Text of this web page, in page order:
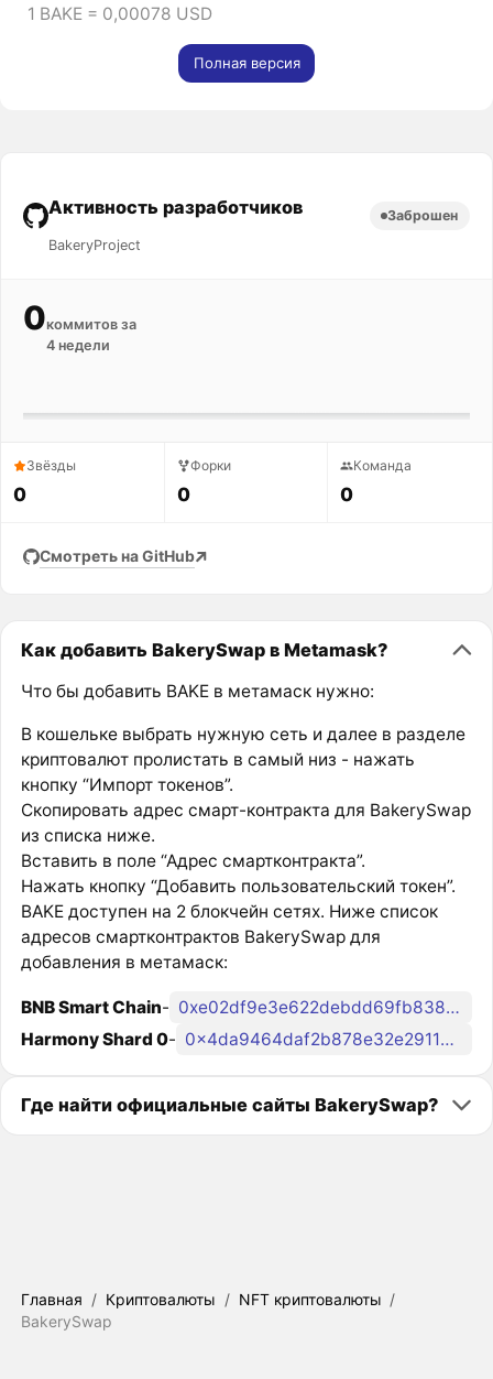
1 BAKE = 0,00078 USD
Полная версия
Активность разработчиков
BakeryProject
Заброшен
0коммитов за
4 недели
Звёзды
0
Форки
0
Команда
0
Смотреть на GitHub
Как добавить BakerySwap в Metamask?
Что бы добавить BAKE в метамаск нужно:
В кошельке выбрать нужную сеть и далее в разделе
криптовалют пролистать в самый низ - нажать
кнопку “Импорт токенов”.
Скопировать адрес смарт-контракта для BakerySwap
из списка ниже.
Вставить в поле “Адрес смартконтракта”.
Нажать кнопку “Добавить пользовательский токен”.
BAKE доступен на 2 блокчейн сетях. Ниже список
адресов смартконтрактов BakerySwap для
добавления в метамаск:
BNB Smart Chain-
0xe02df9e3e622debdd69fb838bb799e3f168902c5
Harmony Shard 0- 0x4da9464daf2b878e32e29115e2cfd786fe84692a
Где найти официальные сайты BakerySwap?
Главная / Криптовалюты / NFT криптовалюты /
BakerySwap